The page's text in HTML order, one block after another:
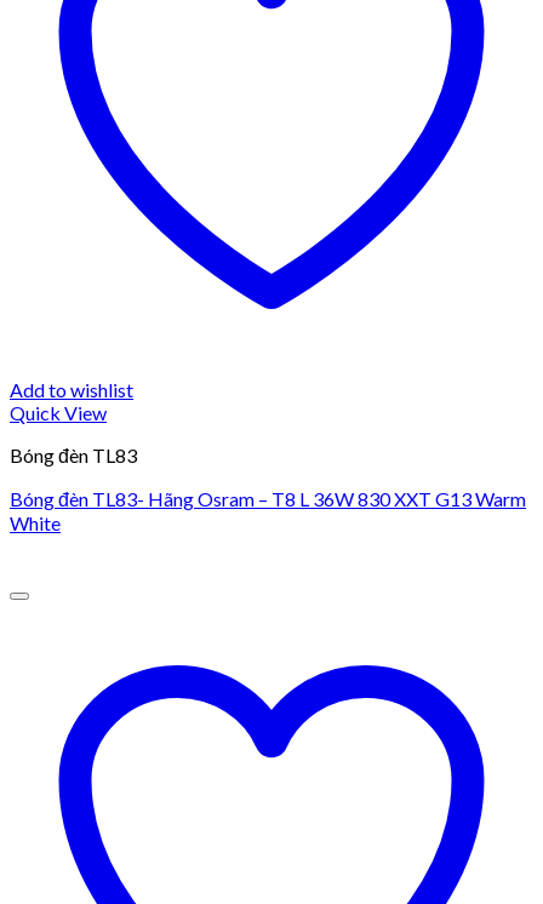
Add to wishlist
Quick View
Bóng đèn TL83
Bóng đèn TL83- Hãng Osram – T8 L 36W 830 XXT G13 Warm
White